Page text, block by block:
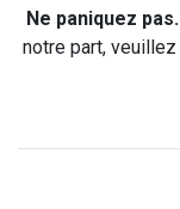
Ne paniquez pas.
notre part,